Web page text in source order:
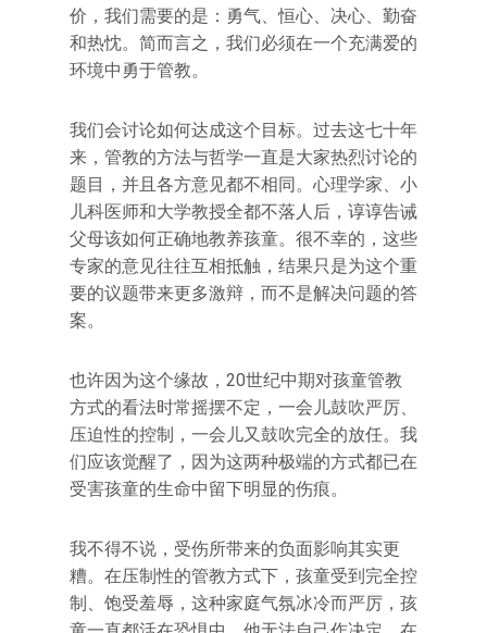
价，我们需要的是：勇气、恒心、决心、勤奋
和热忱。简而言之，我们必须在一个充满爱的
环境中勇于管教。
我们会讨论如何达成这个目标。过去这七十年
来，管教的方法与哲学一直是大家热烈讨论的
题目，并且各方意见都不相同。心理学家、小
儿科医师和大学教授全都不落人后，谆谆告诫
父母该如何正确地教养孩童。很不幸的，这些
专家的意见往往互相抵触，结果只是为这个重
要的议题带来更多激辩，而不是解决问题的答
案。
也许因为这个缘故，20世纪中期对孩童管教
方式的看法时常摇摆不定，一会儿鼓吹严厉、
压迫性的控制，一会儿又鼓吹完全的放任。我
们应该觉醒了，因为这两种极端的方式都已在
受害孩童的生命中留下明显的伤痕。
我不得不说，受伤所带来的负面影响其实更
糟。在压制性的管教方式下，孩童受到完全控
制、饱受羞辱，这种家庭气氛冰冷而严厉，孩